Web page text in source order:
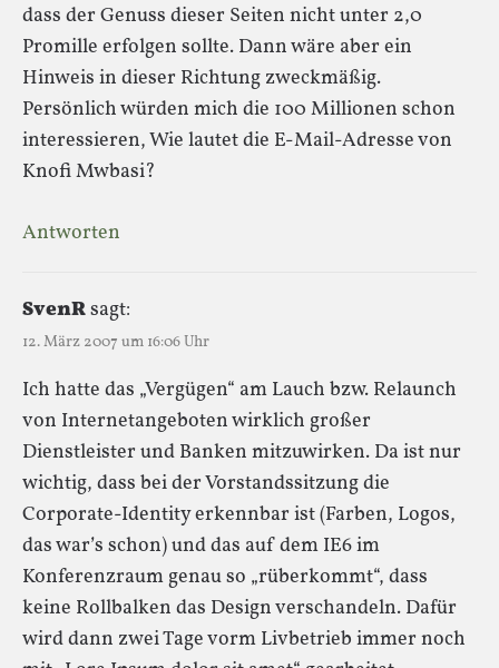
dass der Genuss dieser Seiten nicht unter 2,0
Promille erfolgen sollte. Dann wäre aber ein
Hinweis in dieser Richtung zweckmäßig.
Persönlich würden mich die 100 Millionen schon
interessieren, Wie lautet die E-Mail-Adresse von
Knofi Mwbasi?
Antworten
SvenRsagt:
12. März 2007 um 16:06 Uhr
Ich hatte das „Vergügen“ am Lauch bzw. Relaunch
von Internetangeboten wirklich großer
Dienstleister und Banken mitzuwirken. Da ist nur
wichtig, dass bei der Vorstandssitzung die
Corporate-Identity erkennbar ist (Farben, Logos,
das war’s schon) und das auf dem IE6 im
Konferenzraum genau so „rüberkommt“, dass
keine Rollbalken das Design verschandeln. Dafür
wird dann zwei Tage vorm Livbetrieb immer noch